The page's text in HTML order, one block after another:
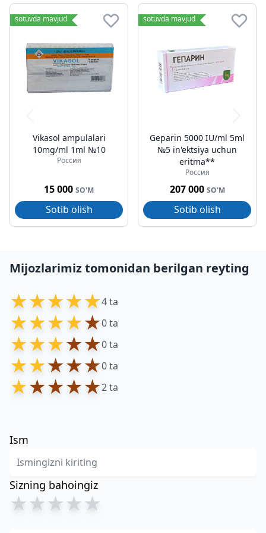
sotuvda mavjud
Vikasol ampulalari
10mg/ml 1ml №10
Россия
15 000 SO'M
Sotib olish
sotuvda mavjud
Geparin 5000 IU/ml 5ml
№5 in'ektsiya uchun
eritma**
Россия
207 000 SO'M
Sotib olish
Mijozlarimiz tomonidan berilgan reyting
★★★★★4 ta
★★★★★0 ta
★★★★★0 ta
★★★★★0 ta
★★★★★2 ta
Ism
Sizning bahoingiz
★★★★★